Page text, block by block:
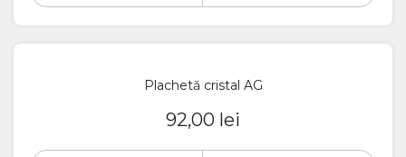
Plachetă cristal AG
92,00 lei